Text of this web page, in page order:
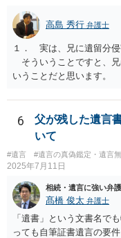
高島 秀行 弁護士
１． 実は、兄に遺留分
そういうことですと、
いうことだと思います
詳しい事情を話して相談
6
父が残した遺言
いて
#遺言 #遺言の真偽鑑定・遺言
2025年7月11日
相続・遺言に強い弁
髙橋 俊太 弁護士
「遺書」という文書名で
っても自筆証書遺言の要